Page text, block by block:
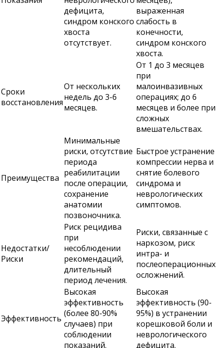
дефицита,
синдром конского
хвоста
отсутствует.
выраженная
слабость в
конечности,
синдром конского
хвоста.
Сроки
восстановления
От нескольких
недель до 3-6
месяцев.
От 1 до 3 месяцев
при
малоинвазивных
операциях; до 6
месяцев и более при
сложных
вмешательствах.
Преимущества
Минимальные
риски, отсутствие
периода
реабилитации
после операции,
сохранение
анатомии
позвоночника.
Быстрое устранение
компрессии нерва и
снятие болевого
синдрома и
неврологических
симптомов.
Недостатки/
Риски
Риск рецидива
при
несоблюдении
рекомендаций,
длительный
период лечения.
Риски, связанные с
наркозом, риск
интра- и
послеоперационных
осложнений.
Эффективность
Высокая
эффективность
(более 80-90%
случаев) при
соблюдении
показаний.
Высокая
эффективность (90-
95%) в устранении
корешковой боли и
неврологического
дефицита.